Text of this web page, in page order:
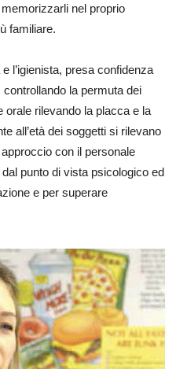
nel proprio
familiare.
e l’igienista, presa confidenza
la permuta dei
orale rilevando la placca e la
all’età dei soggetti si rilevano
con il personale
punto di vista psicologico ed
e per superare